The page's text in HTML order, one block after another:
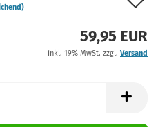
59,95 EUR
inkl. 19% MwSt. zzgl. Versand